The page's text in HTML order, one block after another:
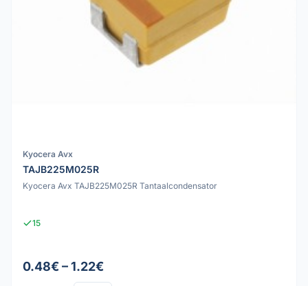
Kyocera Avx
TAJB225M025R
Kyocera Avx TAJB225M025R Tantaalcondensator
15
0.48€ – 1.22€